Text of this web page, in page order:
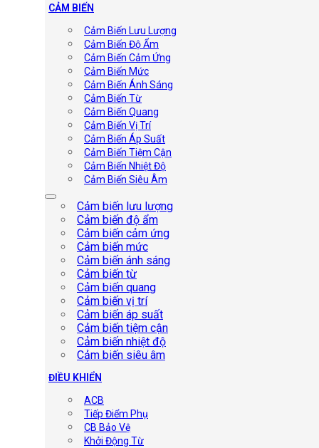
CẢM BIẾN
Cảm Biến Lưu Lượng
Cảm Biến Độ Ẩm
Cảm Biến Cảm Ứng
Cảm Biến Mức
Cảm Biến Ánh Sáng
Cảm Biến Từ
Cảm Biến Quang
Cảm Biến Vị Trí
Cảm Biến Áp Suất
Cảm Biến Tiệm Cận
Cảm Biến Nhiệt Độ
Cảm Biến Siêu Âm
Cảm biến lưu lượng
Cảm biến độ ẩm
Cảm biến cảm ứng
Cảm biến mức
Cảm biến ánh sáng
Cảm biến từ
Cảm biến quang
Cảm biến vị trí
Cảm biến áp suất
Cảm biến tiệm cận
Cảm biến nhiệt độ
Cảm biến siêu âm
ĐIỀU KHIỂN
ACB
Tiếp Điểm Phụ
CB Bảo Vệ
Khởi Động Từ